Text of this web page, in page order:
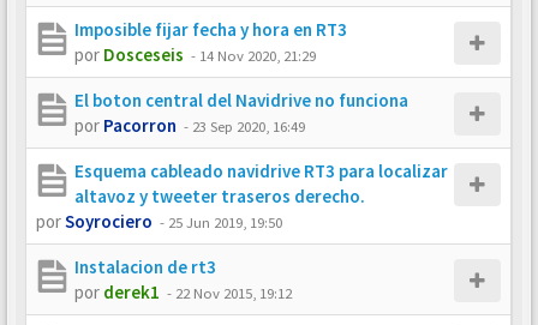
Imposible fijar fecha y hora en RT3
por Dosceseis - 14 Nov 2020, 21:29
El boton central del Navidrive no funciona
por Pacorron - 23 Sep 2020, 16:49
Esquema cableado navidrive RT3 para localizar
altavoz y tweeter traseros derecho.
porSoyrociero - 25 Jun 2019, 19:50
Instalacion de rt3
por derek1 - 22 Nov 2015, 19:12